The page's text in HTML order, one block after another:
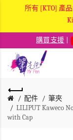
所有 [KTO] 產
購買支援
配件
筆夾
LILIPUT Kaweco
with Cap